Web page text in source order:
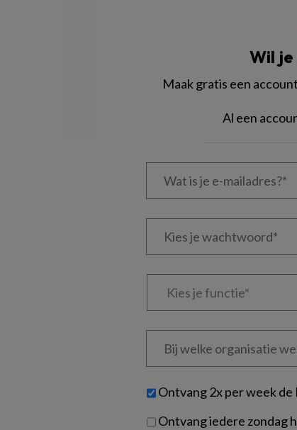
Wil
Maak gratis een
Al een
Wat
Kies
Kies
Bij
welke
je?
Untitled
Ontvang 2x per week
Ontvang iedere zondag